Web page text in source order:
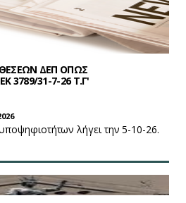
ΘΕΣΕΩΝ ΔΕΠ ΟΠΩΣ
3789/31-7-26 Τ.Γ'
λήγει την 5-10-26.